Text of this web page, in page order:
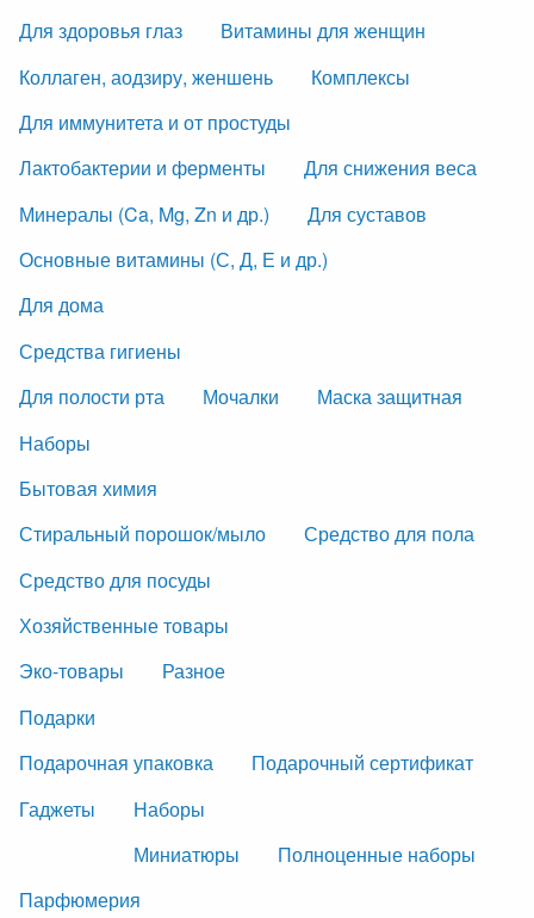
Для здоровья глаз
Витамины для женщин
Коллаген, аодзиру, женшень
Комплексы
Для иммунитета и от простуды
Лактобактерии и ферменты
Для снижения веса
Минералы (Ca, Mg, Zn и др.)
Для суставов
Основные витамины (С, Д, Е и др.)
Для дома
Средства гигиены
Для полости рта
Мочалки
Маска защитная
Наборы
Бытовая химия
Стиральный порошок/мыло
Средство для пола
Средство для посуды
Хозяйственные товары
Эко-товары
Разное
Подарки
Подарочная упаковка
Подарочный сертификат
Гаджеты
Наборы
Миниатюры
Полноценные наборы
Парфюмерия